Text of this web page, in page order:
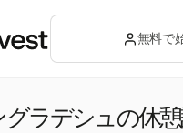
無料で
グラデシュの休